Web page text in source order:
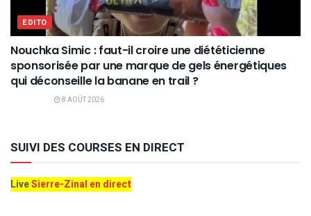
EDITO
Nouchka Simic : faut-il croire une diététicienne
sponsorisée par une marque de gels énergétiques
qui déconseille la banane en trail ?
8 AOÛT 2026
SUIVI DES COURSES EN DIRECT
LiveSierre-Zinal en direct